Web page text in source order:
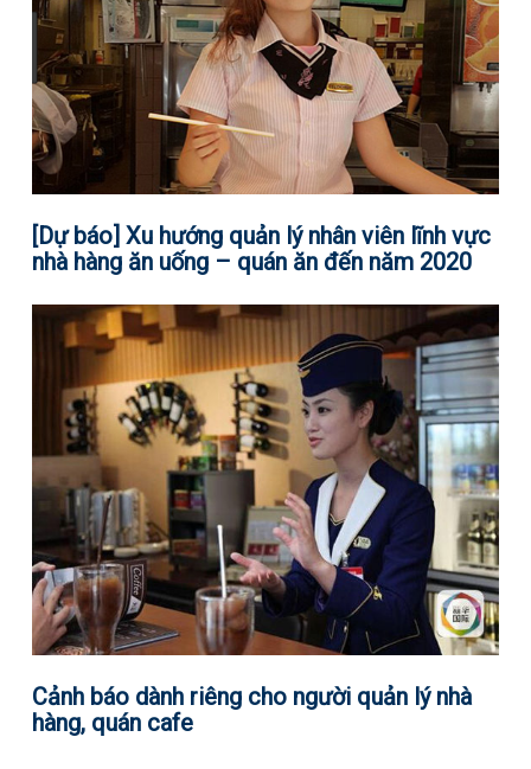
[Dự báo] Xu hướng quản lý nhân viên lĩnh vực
nhà hàng ăn uống – quán ăn đến năm 2020
Cảnh báo dành riêng cho người quản lý nhà
hàng, quán cafe